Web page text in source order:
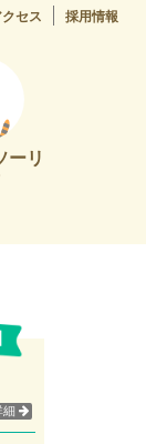
セス 採用情報
ーリ
細